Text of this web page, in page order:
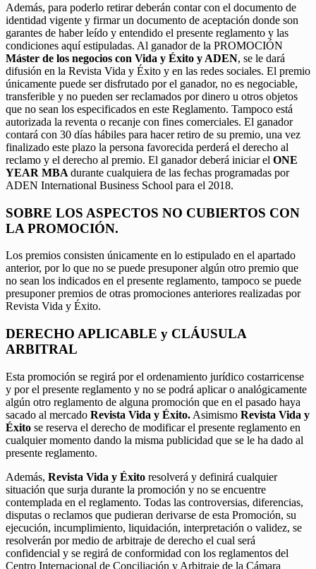
Además, para poderlo retirar deberán contar con el documento de
identidad vigente y firmar un documento de aceptación donde son
garantes de haber leído y entendido el presente reglamento y las
condiciones aquí estipuladas. Al ganador de la PROMOCIÓN
Máster de los negocios con Vida y Éxito y ADEN, se le dará
difusión en la Revista Vida y Éxito y en las redes sociales. El premio
únicamente puede ser disfrutado por el ganador, no es negociable,
transferible y no pueden ser reclamados por dinero u otros objetos
que no sean los especificados en este Reglamento. Tampoco está
autorizada la reventa o recanje con fines comerciales. El ganador
contará con 30 días hábiles para hacer retiro de su premio, una vez
finalizado este plazo la persona favorecida perderá el derecho al
reclamo y el derecho al premio. El ganador deberá iniciar el ONE
YEAR MBA durante cualquiera de las fechas programadas por
ADEN International Business School para el 2018.
SOBRE LOS ASPECTOS NO CUBIERTOS CON
LA PROMOCIÓN.
Los premios consisten únicamente en lo estipulado en el apartado
anterior, por lo que no se puede presuponer algún otro premio que
no sean los indicados en el presente reglamento, tampoco se puede
presuponer premios de otras promociones anteriores realizadas por
Revista Vida y Éxito.
DERECHO APLICABLE y CLÁUSULA
ARBITRAL
Esta promoción se regirá por el ordenamiento jurídico costarricense
y por el presente reglamento y no se podrá aplicar o analógicamente
algún otro reglamento de alguna promoción que en el pasado haya
sacado al mercado Revista Vida y Éxito. Asimismo Revista Vida y
Éxito se reserva el derecho de modificar el presente reglamento en
cualquier momento dando la misma publicidad que se le ha dado al
presente reglamento.
Además, Revista Vida y Éxito resolverá y definirá cualquier
situación que surja durante la promoción y no se encuentre
contemplada en el reglamento. Todas las controversias, diferencias,
disputas o reclamos que pudieran derivarse de esta Promoción, su
ejecución, incumplimiento, liquidación, interpretación o validez, se
resolverán por medio de arbitraje de derecho el cual será
confidencial y se regirá de conformidad con los reglamentos del
Centro Internacional de Conciliación y Arbitraje de la Cámara